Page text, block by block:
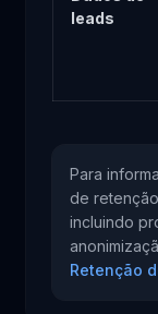
leads
Para
de
incluindo
Retenção